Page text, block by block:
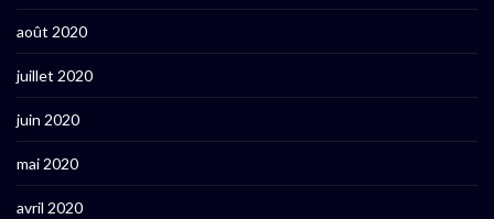
août 2020
juillet 2020
juin 2020
mai 2020
avril 2020